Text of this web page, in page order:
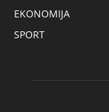
EKONOMIJA
SPORT